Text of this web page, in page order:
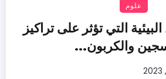
علوم
التي تؤثر على تراكيز
والكربون...